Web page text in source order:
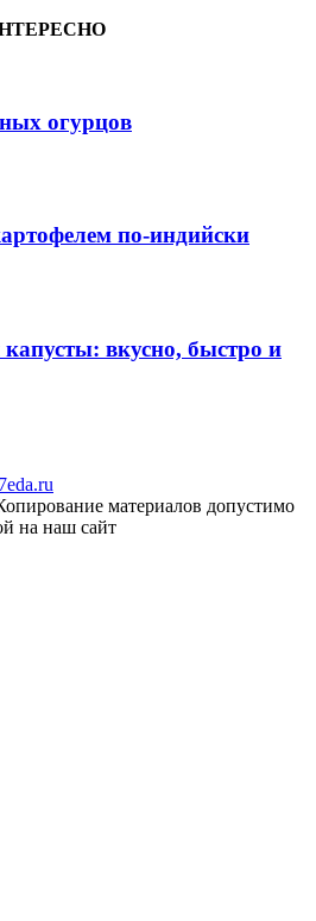
огурцов
по-индийски
вкусно, быстро и
материалов допустимо
на наш сайт